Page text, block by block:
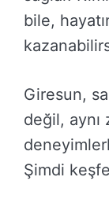
bile,
Giresun,
değil, aynı
Şimdi